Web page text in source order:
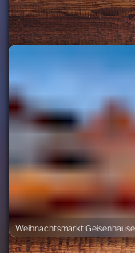
Weihnachtsmarkt